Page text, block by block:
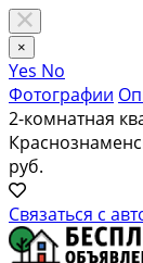
×
Yes No
Фотографии
2-комнатная
руб.
Связаться с